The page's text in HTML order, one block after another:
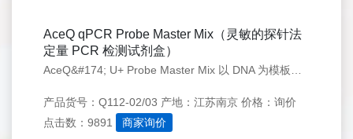
AceQ qPCR Probe Master Mix（灵敏的探针法
定量 PCR 检测试剂盒）
产品货号：Q112-02/03 产地：江苏南京 价格：询价
点击数：9891
商家询价